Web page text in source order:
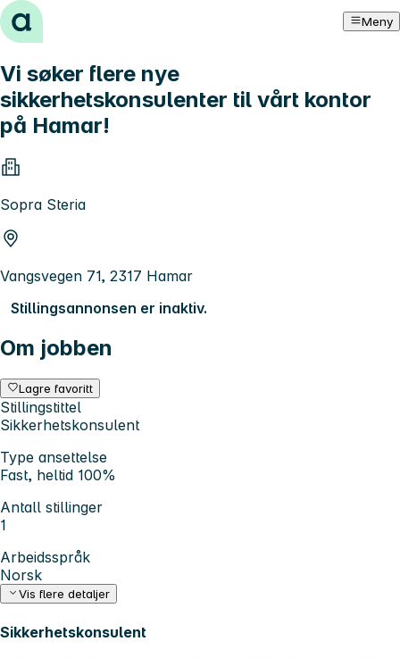
Hopp til innhold Meny
Vi søker flere nye
sikkerhetskonsulenter til vårt kontor
på Hamar!
Sopra Steria
Vangsvegen 71, 2317 Hamar
Stillingsannonsen er inaktiv.
Om jobben
Lagre favoritt
Stillingstittel
Sikkerhetskonsulent
Type ansettelse
Fast, heltid 100%
Antall stillinger
1
Arbeidsspråk
Norsk
Vis flere detaljer
Sikkerhetskonsulent